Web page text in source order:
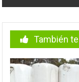
También